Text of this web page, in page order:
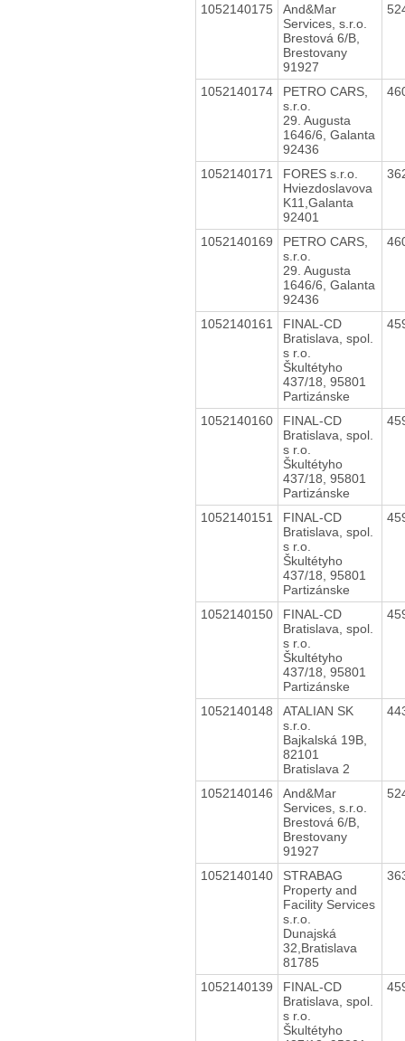
1052140175
And&Mar
Services, s.r.o.
Brestová 6/B,
Brestovany
91927
1052140174
PETRO CARS,
s.r.o.
29. Augusta
1646/6, Galanta
92436
1052140171
FORES s.r.o.
Hviezdoslavova
K11,Galanta
92401
1052140169
PETRO CARS,
s.r.o.
29. Augusta
1646/6, Galanta
92436
1052140161
FINAL-CD
Bratislava, spol.
s r.o.
Škultétyho
437/18, 95801
Partizánske
1052140160
FINAL-CD
Bratislava, spol.
s r.o.
Škultétyho
437/18, 95801
Partizánske
1052140151
FINAL-CD
Bratislava, spol.
s r.o.
Škultétyho
437/18, 95801
Partizánske
1052140150
FINAL-CD
Bratislava, spol.
s r.o.
Škultétyho
437/18, 95801
Partizánske
1052140148
ATALIAN SK
s.r.o.
Bajkalská 19B,
82101
Bratislava 2
1052140146
And&Mar
Services, s.r.o.
Brestová 6/B,
Brestovany
91927
1052140140
STRABAG
Property and
Facility Services
s.r.o.
Dunajská
32,Bratislava
81785
1052140139
FINAL-CD
Bratislava, spol.
s r.o.
Škultétyho